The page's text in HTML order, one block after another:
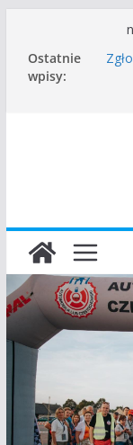
treści
Ostatnie
wpisy:
45
I